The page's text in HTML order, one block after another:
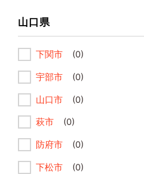
山口県
下関市 (0)
宇部市 (0)
山口市 (0)
萩市 (0)
防府市 (0)
下松市 (0)